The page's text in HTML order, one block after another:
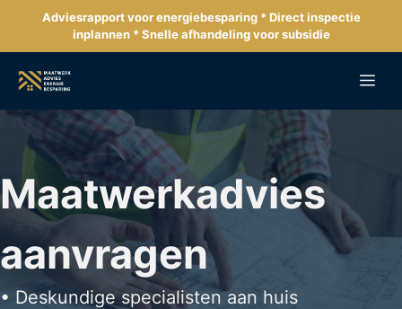
de
inhoud
Adviesrapport voor energiebesparing * Direct inspectie
inplannen * Snelle afhandeling voor subsidie
Maatwerkadvies
aanvragen
• Deskundige specialisten aan huis